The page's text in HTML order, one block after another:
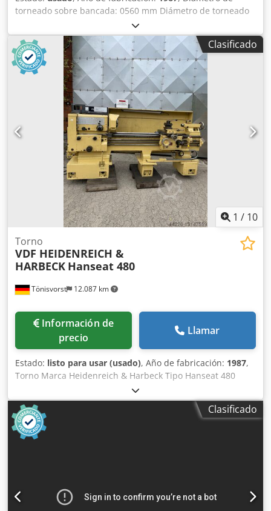
torneado sobre bancada: 0560 mm Diámetro de torneado
sobre carro: 300 mm Longitud de torneado: 1500 mm
Agujero del husillo: 65 mm Velocidades del husillo: 12-
1150 rpm Potencia total requerida: 5 kW Cjdpfxow H Di Ae
Ap Ajrf Peso de la máquina aprox.: 4 t Dimensiones aprox.:
4 x 1,6 x 1,6 m Incluye Multifix, plato y punto giratorio.
Clasificado
1 / 10
Tönisvorst 12.087 km
Torno
VDF HEIDENREICH &
HARBECK Hanseat 480
Información de
precio
Llamar
Estado: listo para usar (usado), Año de fabricación: 1987,
Torno Marca Heidenreich & Harbeck Tipo Hanseat 480
AÑO 1987 altura central 255 mm diámetro de giro sobre
soporte 300 mm distancia entre ejes 1500 mm 24
velocidades de 23,6 a 2500 n1/min Contrapunto MK 4
Mandril F 250 Pantalla digital marca Heidenhain Motor 380
voltios 11 kw Cedopviqiepfx Ap Aorf Dimensiones de
Clasificado